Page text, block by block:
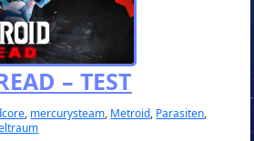
– TEST
, mercurysteam, Metroid, Parasiten,